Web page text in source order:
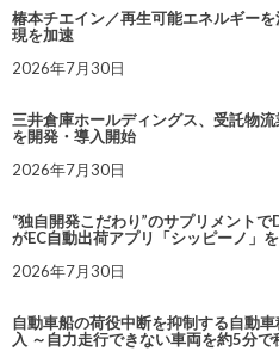
椿本チエイン／再生可能エネルギー
現を加速
2026年7月30日
三井倉庫ホールディングス、受託物
を開発・導入開始
2026年7月30日
“独自開発こだわり”のサプリメント
がEC自動出荷アプリ「シッピーノ」
2026年7月30日
自動車船の荷役中断を抑制する自動
入 ～自力走行できない車両を約5分で